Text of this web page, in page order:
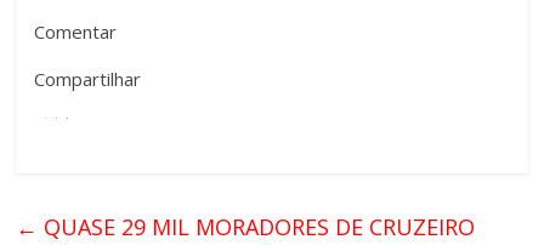
Comentar
Compartilhar
← QUASE 29 MIL MORADORES DE CRUZEIRO